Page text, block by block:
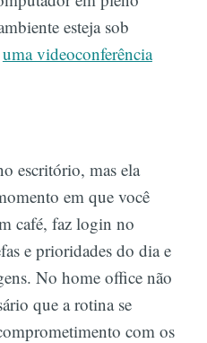
esteja sob
uma videoconferência
escritório, mas ela
em que você
café, faz login no
e prioridades do dia e
No home office não
que a rotina se
com os